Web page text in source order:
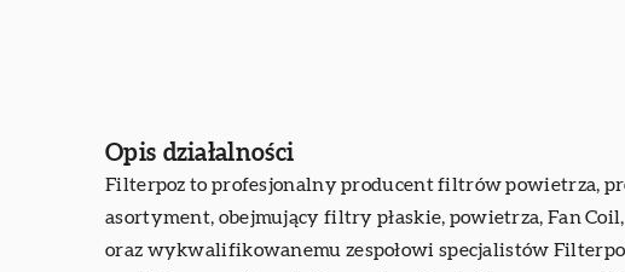
Opis działalności
Filterpoz to profesjonalny producent filtrów powietrza,
asortyment, obejmujący filtry płaskie, powietrza, Fan
oraz wykwalifikowanemu zespołowi specjalistów